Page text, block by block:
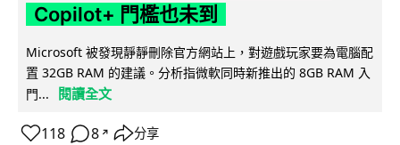
Copilot+ 門檻也未到
Microsoft 被發現靜靜刪除官方網站上，對遊戲玩家要為電腦配
置 32GB RAM 的建議。分析指微軟同時新推出的 8GB RAM 入
門...
閱讀全文
118 8 ↗ 分享